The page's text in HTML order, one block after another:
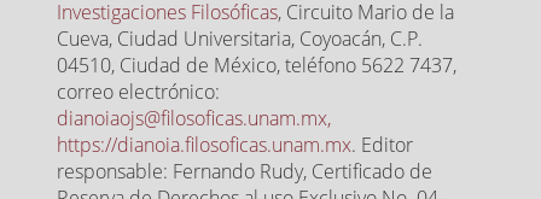
Investigaciones Filosóficas, Circuito Mario de la
Cueva, Ciudad Universitaria, Coyoacán, C.P.
04510, Ciudad de México, teléfono 5622 7437,
correo electrónico:
dianoiaojs@filosoficas.unam.mx,
https://dianoia.filosoficas.unam.mx. Editor
responsable: Fernando Rudy, Certificado de